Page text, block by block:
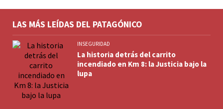
LAS MÁS LEÍDAS DEL PATAGÓNICO
INSEGURIDAD
La historia detrás del carrito
incendiado en Km 8: la Justicia bajo la
lupa